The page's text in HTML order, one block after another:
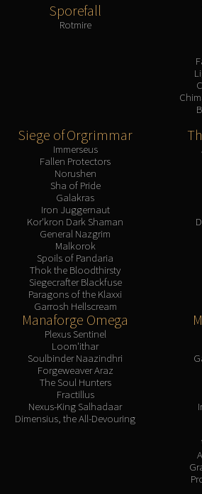
RESOURCES
Streamers By Class
Mythic+ Streamers
Raid Streamers
Recommended
Sporefall
Rotmire
Siege of Orgrimmar
Immerseus
Fallen Protectors
Norushen
Sha of Pride
Galakras
Iron Juggernaut
Kor'kron Dark Shaman
General Nazgrim
Malkorok
Spoils of Pandaria
Thok the Bloodthirsty
Siegecrafter Blackfuse
Paragons of the Klaxxi
Garrosh Hellscream
Manaforge Omega
Plexus Sentinel
Loom'ithar
Soulbinder Naazindhri
Forgeweaver Araz
The Soul Hunters
Fractillus
Nexus-King Salhadaar
Dimensius, the All-Devouring